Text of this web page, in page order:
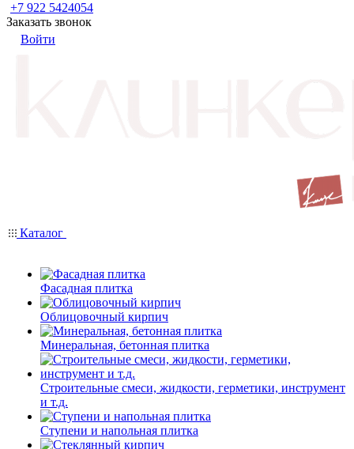
+7 922 5424054
Заказать звонок
Войти
Каталог
Фасадная плитка
Облицовочный кирпич
Минеральная, бетонная плитка
Строительные смеси, жидкости, герметики, инструмент
и т.д.
Ступени и напольная плитка